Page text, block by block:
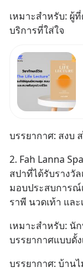
เหมาะสำหรับ: ผู้
บริการที่ใส่ใจ
บรรยากาศ: สงบ
2. Fah Lanna Spa
สปาที่ได้รับรางวั
มอบประสบการณ์
ราพี นวดเท้า แล
เหมาะสำหรับ: นั
บรรยากาศแบบดั้ง
บรรยากาศ: บ้าน